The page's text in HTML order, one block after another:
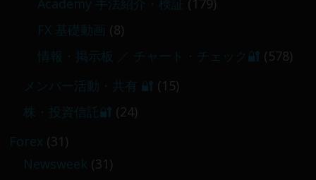
Academy 手法紹介・検証 (179)
FX 基礎動画 (8)
情報・掲示板 ／ チャート・チェック🔐 (578)
メンバー活動・共有 🔐 (15)
株・投資信託🔐 (24)
Forex (31)
Newsweek (31)